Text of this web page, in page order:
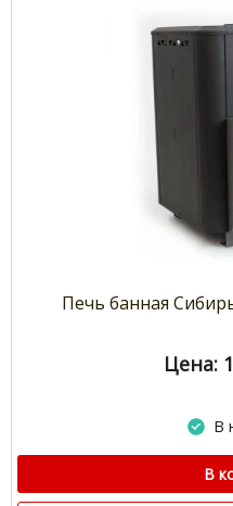
Печь банная
Цена:
В
В